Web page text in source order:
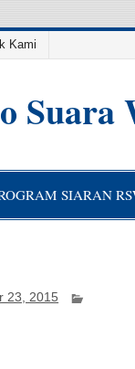
Kami
Suara
SIARAN
23, 2015